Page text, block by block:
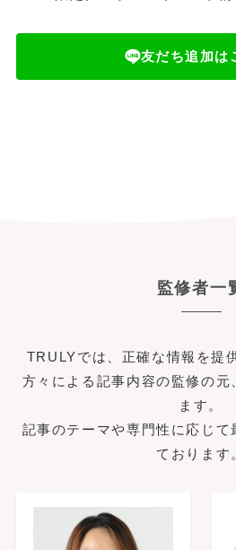
友だち追加は
監修者一
TRULYでは、正確な情報を提
方々による記事内容の監修の元
ます。
記事のテーマや専門性に応じて
ております